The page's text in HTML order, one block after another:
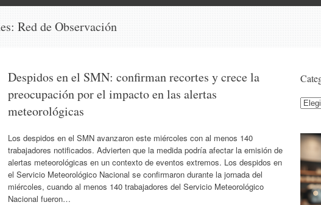
Red de Observación
Despidos en el SMN: confirman recortes y crece la
preocupación por el impacto en las alertas
meteorológicas
Los despidos en el SMN avanzaron este miércoles con al menos 140
trabajadores notificados. Advierten que la medida podría afectar la emisión de
alertas meteorológicas en un contexto de eventos extremos. Los despidos en
el Servicio Meteorológico Nacional se confirmaron durante la jornada del
miércoles, cuando al menos 140 trabajadores del Servicio Meteorológico
Nacional fueron…